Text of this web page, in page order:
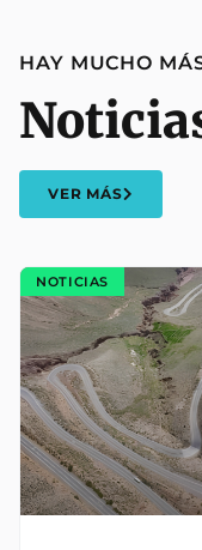
HAY MUCHO
VER MÁS
NOTICIAS